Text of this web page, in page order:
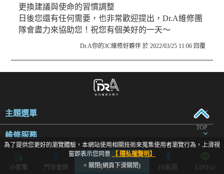
更換建議與使命的習慣調整
日後您還有任何需要，也非常歡迎提出，Dr.A維修團
隊會盡力來協助您！祝您有個美好的一天～
Dr.A你的3C維修好夥伴 於 2022/03/25 11:06 回覆
主題選單
維修服務
小家電 門市查詢 立即預約 FB私訊 LINE@
為了提供您更好的瀏覽體驗，本網站使用相關技術來蒐集使用者瀏覽行為，上滑視
窗即表示您同意 【 隱私權聲明】
× 關閉(網頁下滑關閉)
TOP